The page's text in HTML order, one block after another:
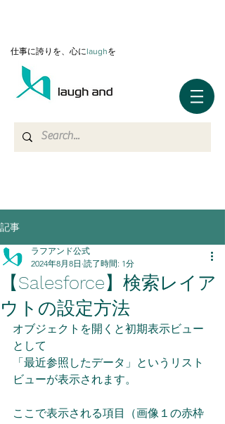
仕事に誇りを、心にlaughを
記事
【Salesforce】検索レイア
ウトの設定方法
ラフアンド公式
2024年8月8日 読了時間: 1分
オブジェクトを開くと初期表示ビュー
として
「最近参照したデータ」というリスト
ビューが表示されます。
ここで表示される項目（画像１の赤枠